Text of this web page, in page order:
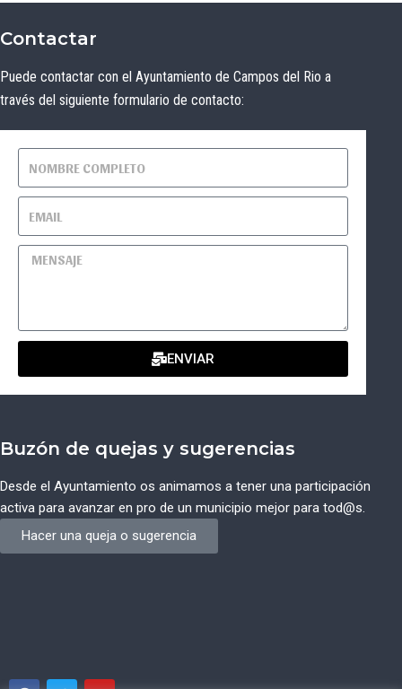
Contactar
Puede contactar con el Ayuntamiento de Campos del Rio a
través del siguiente formulario de contacto:
ENVIAR
Buzón de quejas y sugerencias
Desde el Ayuntamiento os animamos a tener una participación
activa para avanzar en pro de un municipio mejor para tod@s.
Hacer una queja o sugerencia